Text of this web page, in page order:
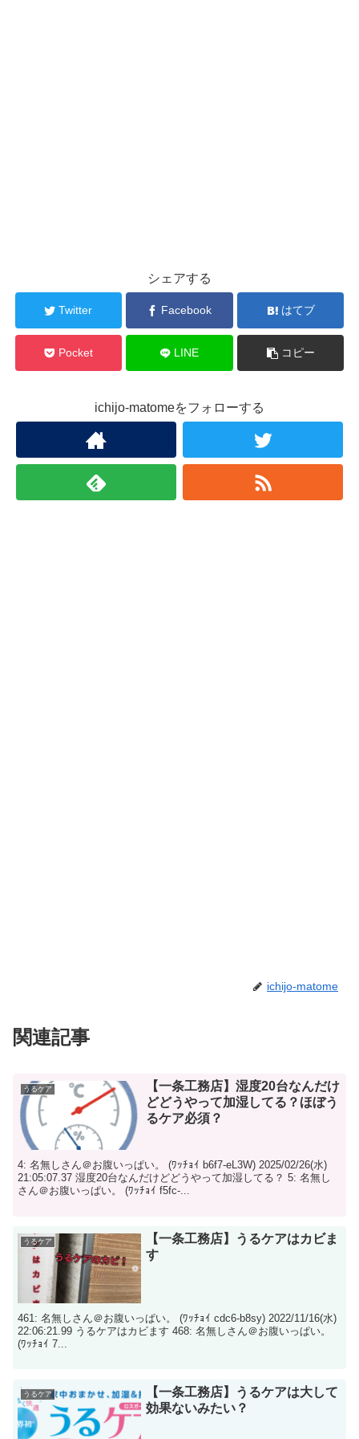
シェアする
Twitter Facebook はてブ
Pocket LINE コピー
ichijo-matomeをフォローする
ichijo-matome
関連記事
うるケア
【一条工務店】湿度20台なんだけ
どどうやって加湿してる？ほぼう
るケア必須？
4: 名無しさん＠お腹いっぱい。 (ﾜｯﾁｮｲ b6f7-eL3W) 2025/02/26(水)
21:05:07.37 湿度20台なんだけどどうやって加湿してる？ 5: 名無し
さん＠お腹いっぱい。 (ﾜｯﾁｮｲ f5fc-...
うるケア
【一条工務店】うるケアはカビま
す
461: 名無しさん＠お腹いっぱい。 (ﾜｯﾁｮｲ cdc6-b8sy) 2022/11/16(水)
22:06:21.99 うるケアはカビます 468: 名無しさん＠お腹いっぱい。
(ﾜｯﾁｮｲ 7...
うるケア
【一条工務店】うるケアは大して
効果ないみたい？